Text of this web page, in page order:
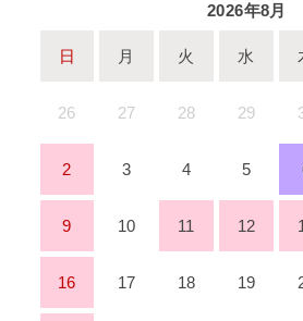
2026年8月
日 月 火 水
26 27 28 29
2 3 4 5
9 10 11 12
16 17 18 19